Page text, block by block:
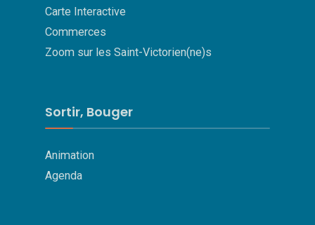
Carte Interactive
Commerces
Zoom sur les Saint-Victorien(ne)s
Sortir, Bouger
Animation
Agenda